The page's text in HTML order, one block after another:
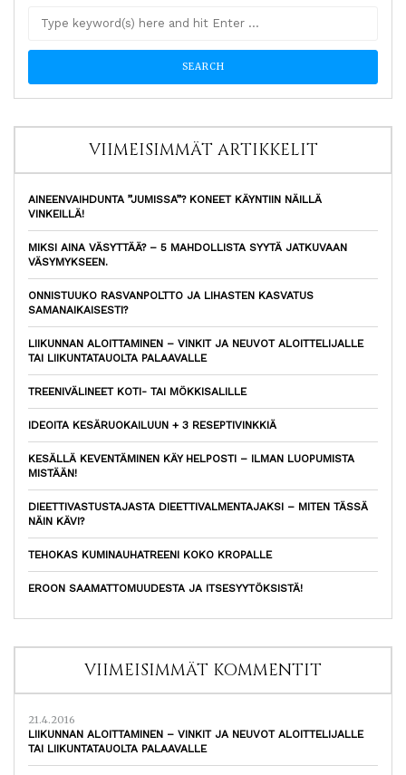
VIIMEISIMMÄT ARTIKKELIT
AINEENVAIHDUNTA ”JUMISSA”? KONEET KÄYNTIIN NÄILLÄ
VINKEILLÄ!
MIKSI AINA VÄSYTTÄÄ? – 5 MAHDOLLISTA SYYTÄ JATKUVAAN
VÄSYMYKSEEN.
ONNISTUUKO RASVANPOLTTO JA LIHASTEN KASVATUS
SAMANAIKAISESTI?
LIIKUNNAN ALOITTAMINEN – VINKIT JA NEUVOT ALOITTELIJALLE
TAI LIIKUNTATAUOLTA PALAAVALLE
TREENIVÄLINEET KOTI- TAI MÖKKISALILLE
IDEOITA KESÄRUOKAILUUN + 3 RESEPTIVINKKIÄ
KESÄLLÄ KEVENTÄMINEN KÄY HELPOSTI – ILMAN LUOPUMISTA
MISTÄÄN!
DIEETTIVASTUSTAJASTA DIEETTIVALMENTAJAKSI – MITEN TÄSSÄ
NÄIN KÄVI?
TEHOKAS KUMINAUHATREENI KOKO KROPALLE
EROON SAAMATTOMUUDESTA JA ITSESYYTÖKSISTÄ!
VIIMEISIMMÄT KOMMENTIT
21.4.2016
LIIKUNNAN ALOITTAMINEN – VINKIT JA NEUVOT ALOITTELIJALLE
TAI LIIKUNTATAUOLTA PALAAVALLE